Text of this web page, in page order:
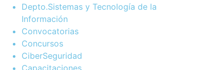
Depto.Sistemas y Tecnología de la
Información
Convocatorias
Concursos
CiberSeguridad
Capacitaciones